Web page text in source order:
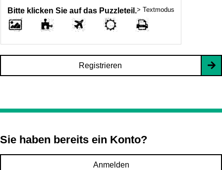
Bitte klicken Sie auf das Puzzleteil.> Textmodus
Registrieren
Sie haben bereits ein Konto?
Anmelden